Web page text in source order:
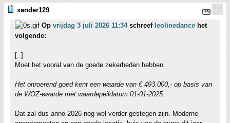
xander129
Op vrijdag 3 juli 2026 11:34schreef leolinedance het
volgende:
[..]
Moet het vooral van de goede zekerheden hebben.
Het onroerend goed kent een waarde van € 493.000,- op basis van
de WOZ-waarde met waardepeildatum 01-01-2025.
Dat zal dus anno 2026 nog wel verder gestegen zijn. Moderne